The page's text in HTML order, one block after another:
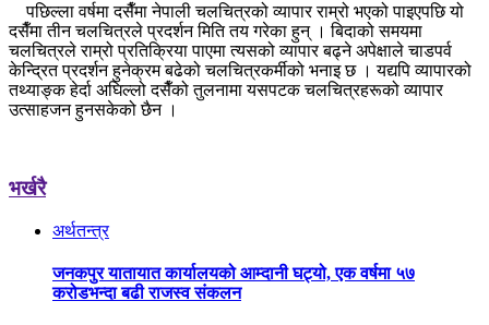
पछिल्ला वर्षमा दसैँमा नेपाली चलचित्रको व्यापार राम्रो भएको पाइएपछि यो
दसैँमा तीन चलचित्रले प्रदर्शन मिति तय गरेका हुन् । बिदाको समयमा
चलचित्रले राम्रो प्रतिक्रिया पाएमा त्यसको व्यापार बढ्ने अपेक्षाले चाडपर्व
केन्द्रित प्रदर्शन हुनेक्रम बढेको चलचित्रकर्मीको भनाइ छ । यद्यपि व्यापारको
तथ्याङ्क हेर्दा अघिल्लो दसैँको तुलनामा यसपटक चलचित्रहरूको व्यापार
उत्साहजन हुनसकेको छैन ।
भर्खरै
अर्थतन्त्र
जनकपुर यातायात कार्यालयको आम्दानी घट्यो, एक वर्षमा ५७
करोडभन्दा बढी राजस्व संकलन